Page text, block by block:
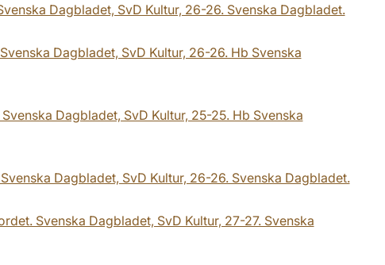
Dagbladet, SvD Kultur, 26-26. Svenska Dagbladet.
Dagbladet, SvD Kultur, 26-26. Hb Svenska
Dagbladet, SvD Kultur, 25-25. Hb Svenska
Dagbladet, SvD Kultur, 26-26. Svenska Dagbladet.
Svenska Dagbladet, SvD Kultur, 27-27. Svenska